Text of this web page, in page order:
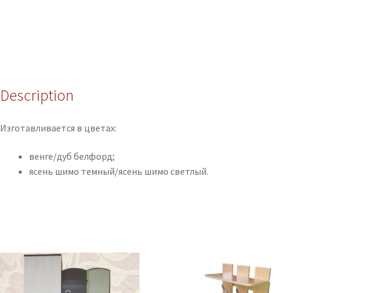
Description
Изготавливается в цветах:
венге/дуб белфорд;
ясень шимо темный/ясень шимо светлый.